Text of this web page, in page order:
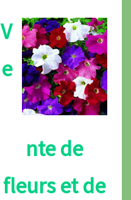
V
e
nte de
fleurs et de